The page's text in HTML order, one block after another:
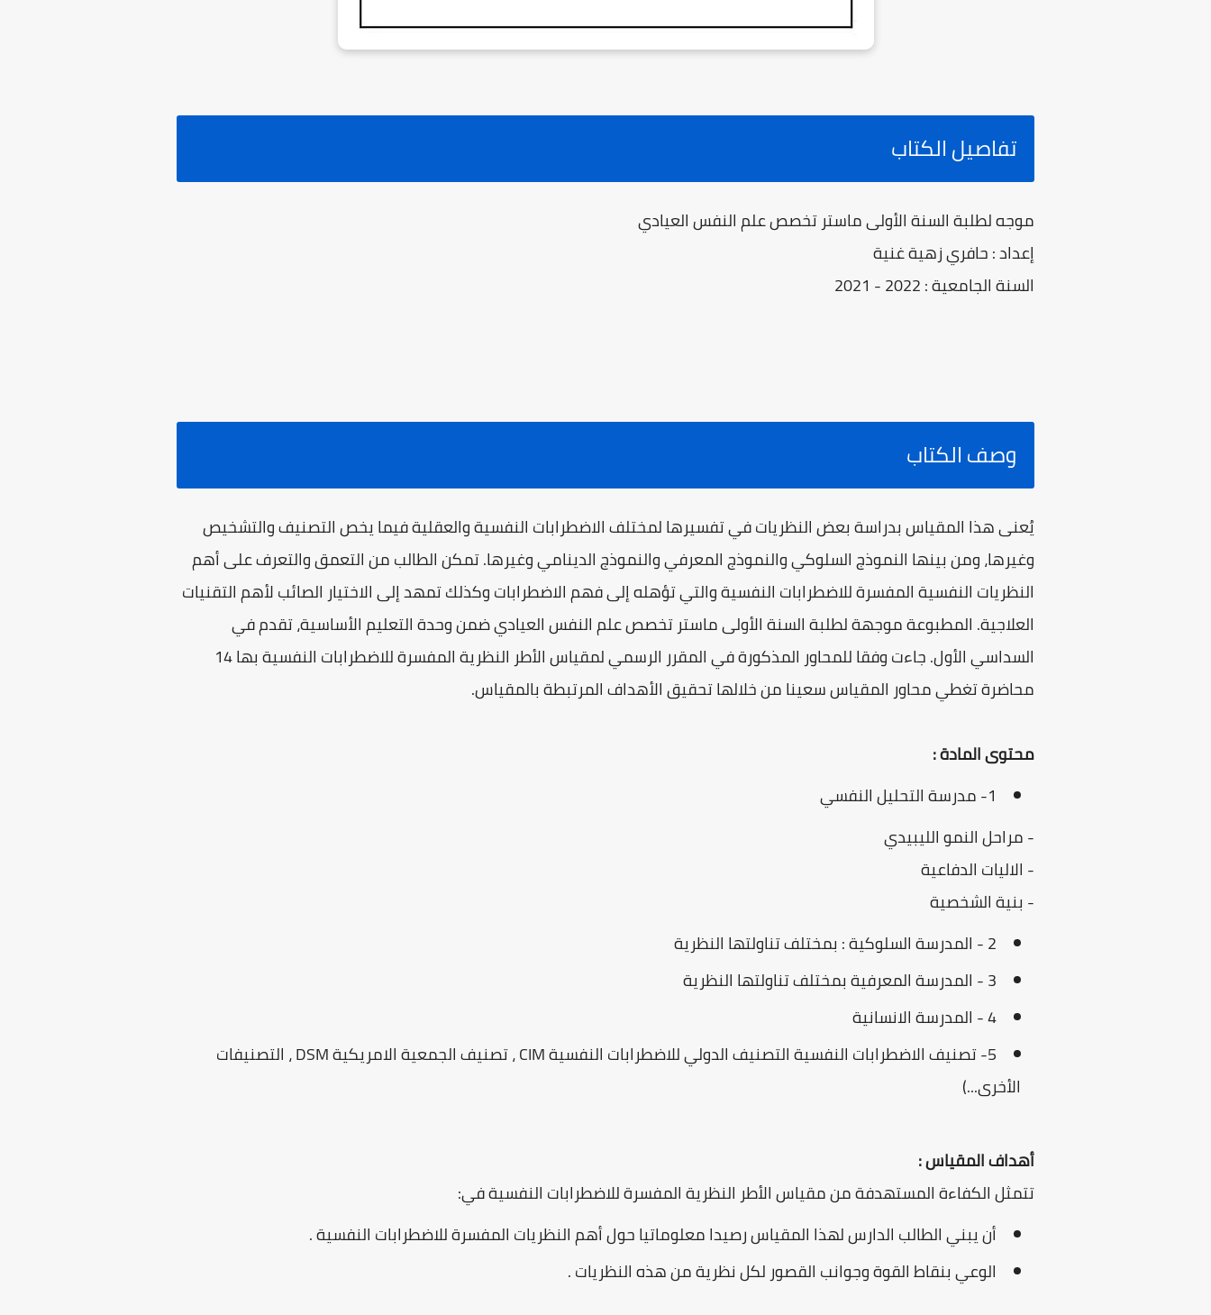
تفاصيل الكتاب
موجه لطلبة السنة الأولى ماستر تخصص علم النفس العيادي
إعداد : حافري زهية غنية
السنة الجامعية : 2022 - 2021
وصف الكتاب
يُعنى هذا المقياس بدراسة بعض النظريات في تفسيرها لمختلف الاضطرابات النفسية والعقلية فيما يخص التصنيف والتشخيص
وغيرها، ومن بينها النموذج السلوكي والنموذج المعرفي والنموذج الدينامي وغيرها. تمكن الطالب من التعمق والتعرف على أهم
النظريات النفسية المفسرة للاضطرابات النفسية والتي تؤهله إلى فهم الاضطرابات وكذلك تمهد إلى الاختيار الصائب لأهم التقنيات
العلاجية. المطبوعة موجهة لطلبة السنة الأولى ماستر تخصص علم النفس العيادي ضمن وحدة التعليم الأساسية، تقدم في
السداسي الأول. جاءت وفقا للمحاور المذكورة في المقرر الرسمي لمقياس الأطر النظرية المفسرة للاضطرابات النفسية بها 14
محاضرة تغطي محاور المقياس سعينا من خلالها تحقيق الأهداف المرتبطة بالمقياس.
محتوى المادة :
1- مدرسة التحليل النفسي
- مراحل النمو الليبيدي
- الاليات الدفاعية
- بنية الشخصية
2 - المدرسة السلوكية : بمختلف تناولتها النظرية
3 - المدرسة المعرفية بمختلف تناولتها النظرية
4 - المدرسة الانسانية
5- تصنيف الاضطرابات النفسية التصنيف الدولي للاضطرابات النفسية CIM ، تصنيف الجمعية الامريكية DSM ، التصنيفات
الأخرى...)
أهداف المقياس :
تتمثل الكفاءة المستهدفة من مقياس الأطر النظرية المفسرة للاضطرابات النفسية في:
أن يبني الطالب الدارس لهذا المقياس رصيدا معلوماتيا حول أهم النظريات المفسرة للاضطرابات النفسية .
الوعي بنقاط القوة وجوانب القصور لكل نظرية من هذه النظريات .